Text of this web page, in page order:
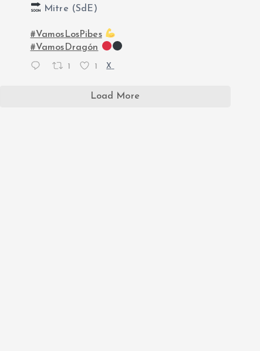
Mitre (SdE)
#VamosLosPibes
#VamosDragón
1 1 X
Load More